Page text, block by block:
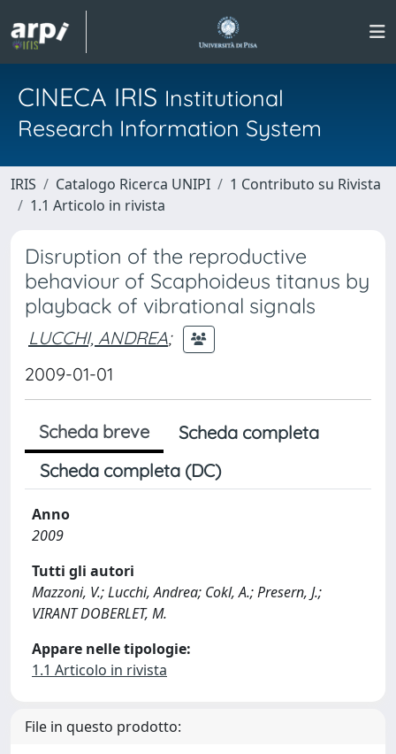
CINECA IRIS Institutional
Research Information System
IRIS Catalogo Ricerca UNIPI
1 Contributo su Rivista
1.1 Articolo in rivista
Disruption of the reproductive
behaviour of Scaphoideus titanus by
playback of vibrational signals
LUCCHI, ANDREA;
2009-01-01
Scheda breve
Scheda completa
Scheda completa (DC)
Anno
2009
Tutti gli autori
Mazzoni, V.; Lucchi, Andrea; Cokl, A.; Presern, J.;
VIRANT DOBERLET, M.
Appare nelle tipologie:
1.1 Articolo in rivista
File in questo prodotto: